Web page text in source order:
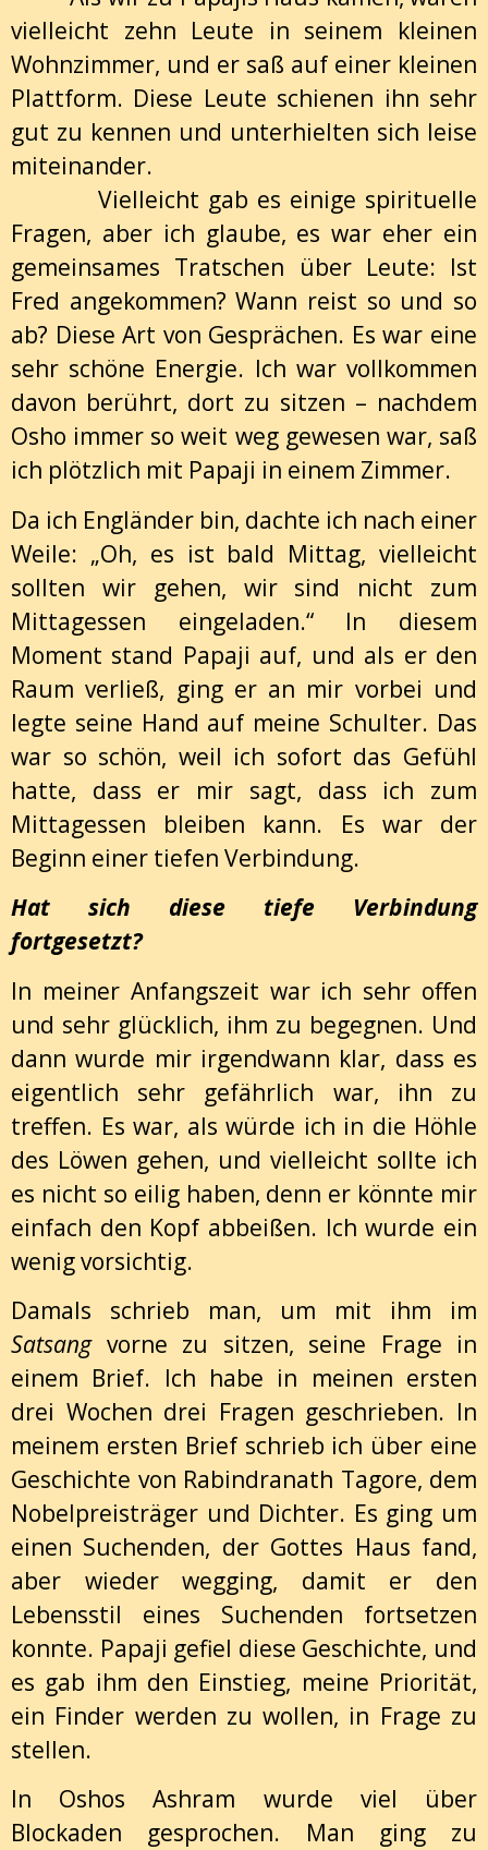
vielleicht zehn Leute in seinem kleinen
Wohnzimmer, und er saß auf einer kleinen
Plattform. Diese Leute schienen ihn sehr
gut zu kennen und unterhielten sich leise
miteinander.
Vielleicht gab es einige spirituelle
Fragen, aber ich glaube, es war eher ein
gemeinsames Tratschen über Leute: Ist
Fred angekommen? Wann reist so und so
ab? Diese Art von Gesprächen. Es war eine
sehr schöne Energie. Ich war vollkommen
davon berührt, dort zu sitzen – nachdem
Osho immer so weit weg gewesen war, saß
ich plötzlich mit Papaji in einem Zimmer.
Da ich Engländer bin, dachte ich nach einer
Weile: „Oh, es ist bald Mittag, vielleicht
sollten wir gehen, wir sind nicht zum
Mittagessen eingeladen.“ In diesem
Moment stand Papaji auf, und als er den
Raum verließ, ging er an mir vorbei und
legte seine Hand auf meine Schulter. Das
war so schön, weil ich sofort das Gefühl
hatte, dass er mir sagt, dass ich zum
Mittagessen bleiben kann. Es war der
Beginn einer tiefen Verbindung.
Hat sich diese tiefe Verbindung
fortgesetzt?
In meiner Anfangszeit war ich sehr offen
und sehr glücklich, ihm zu begegnen. Und
dann wurde mir irgendwann klar, dass es
eigentlich sehr gefährlich war, ihn zu
treffen. Es war, als würde ich in die Höhle
des Löwen gehen, und vielleicht sollte ich
es nicht so eilig haben, denn er könnte mir
einfach den Kopf abbeißen. Ich wurde ein
wenig vorsichtig.
Damals schrieb man, um mit ihm im
Satsang vorne zu sitzen, seine Frage in
einem Brief. Ich habe in meinen ersten
drei Wochen drei Fragen geschrieben. In
meinem ersten Brief schrieb ich über eine
Geschichte von Rabindranath Tagore, dem
Nobelpreisträger und Dichter. Es ging um
einen Suchenden, der Gottes Haus fand,
aber wieder wegging, damit er den
Lebensstil eines Suchenden fortsetzen
konnte. Papaji gefiel diese Geschichte, und
es gab ihm den Einstieg, meine Priorität,
ein Finder werden zu wollen, in Frage zu
stellen.
In Oshos Ashram wurde viel über
Blockaden gesprochen. Man ging zu